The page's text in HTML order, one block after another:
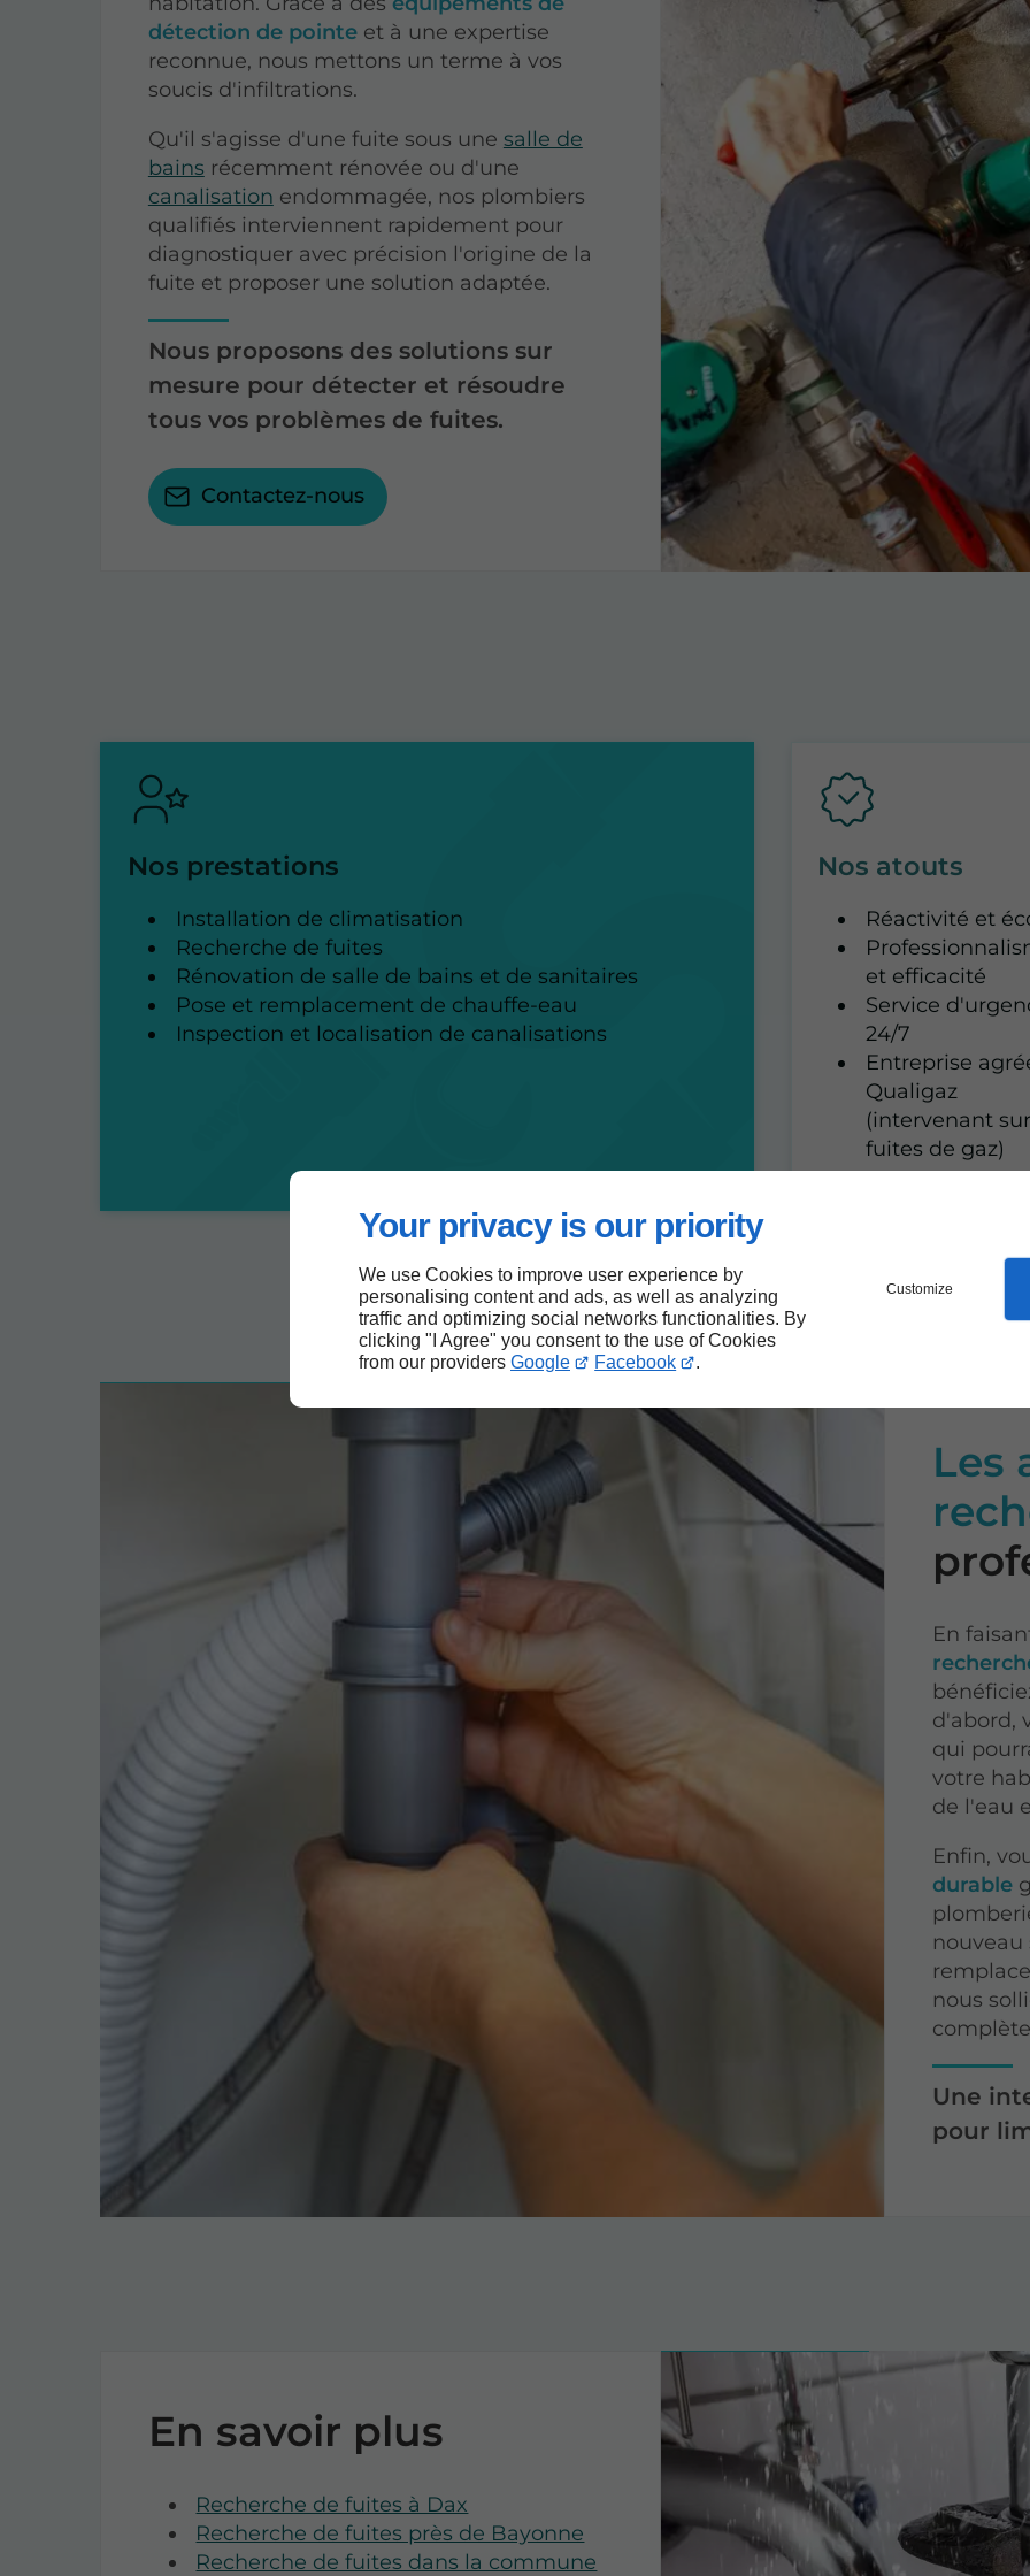
Your privacy is our priority
We use Cookies to improve user experience by
personalising content and ads, as well as analyzing
traffic and optimizing social networks functionalities. By
clicking "I Agree" you consent to the use of Cookies
from our providers Google Facebook .
Customize
détection de pointeet à une expertise
reconnue, nous mettons un terme à vos
soucis d'infiltrations.
Qu'il s'agisse d'une fuite sous une salle de
bains récemment rénovée ou d'une
canalisation endommagée, nos plombiers
qualifiés interviennent rapidement pour
diagnostiquer avec précision l'origine de la
fuite et proposer une solution adaptée.
Nous proposons des solutions sur
mesure pour détecter et résoudre
tous vos problèmes de fuites.
Contactez-nous
Nos prestations
Installation de climatisation
Recherche de fuites
Rénovation de salle de bains et de sanitaires
Pose et remplacement de chauffe-eau
Inspection et localisation de canalisations
Nos atouts
Réactivité et
et efficacité
Service
24/7
Entreprise
Qualigaz
(intervenant
fuites de gaz)
Les
En
d'abord,
qui
votre
de l'eau
Enfin,
durable
nous
Une
pour
En savoir plus
Recherche de fuites à Dax
Recherche de fuites près de Bayonne
Recherche de fuites dans la commune